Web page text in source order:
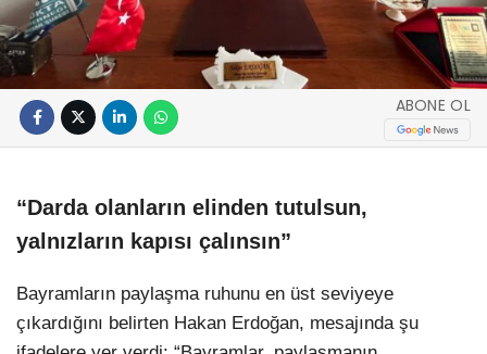
ABONE OL
“Darda olanların elinden tutulsun,
yalnızların kapısı çalınsın”
Bayramların paylaşma ruhunu en üst seviyeye
çıkardığını belirten Hakan Erdoğan, mesajında şu